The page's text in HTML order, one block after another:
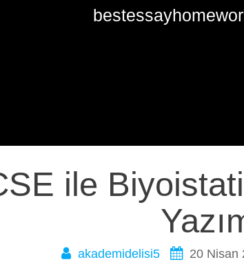
ile
akademidelisi5 20 Nisan